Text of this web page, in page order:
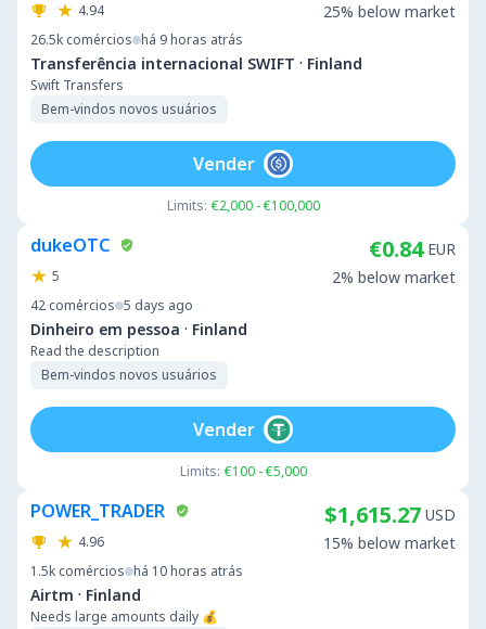
4.94
26.5k comércios há 9 horas atrás
Transferência internacional SWIFT · Finland
Swift Transfers
Bem-vindos novos usuários
25% below market
Limits: €2,000 - €100,000
Vender
dukeOTC
5
42 comércios 5 days ago
Dinheiro em pessoa · Finland
Read the description
Bem-vindos novos usuários
€0.84 EUR
2% below market
Limits: €100 - €5,000
Vender
POWER_TRADER
4.96
1.5k comércios há 10 horas atrás
Airtm · Finland
Needs large amounts daily 💰
$1,615.27 USD
15% below market